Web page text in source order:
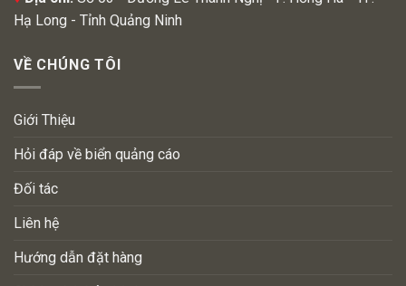
Hạ Long - Tỉnh Quảng Ninh
VỀ CHÚNG TÔI
Giới Thiệu
Hỏi đáp về biển quảng cáo
Đối tác
Liên hệ
Hướng dẫn đặt hàng